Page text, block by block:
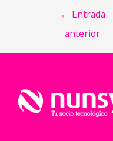
Navegación
entradas
← Entrada
anterior